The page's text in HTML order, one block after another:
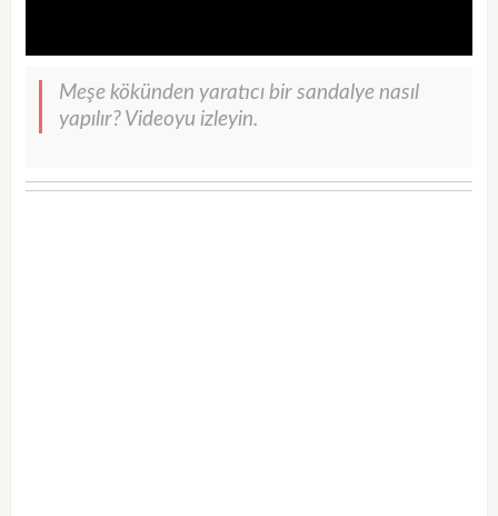
Meşe kökünden yaratıcı bir sandalye nasıl
yapılır? Videoyu izleyin.